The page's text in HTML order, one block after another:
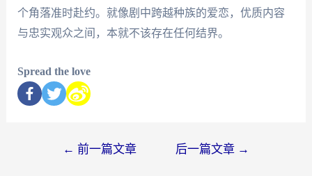
个角落准时赴约。就像剧中跨越种族的爱恋，优质内容
与忠实观众之间，本就不该存在任何结界。
Spread the love
← 前一篇文章 后一篇文章 →